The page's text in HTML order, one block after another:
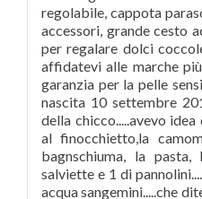
regolabile, cappota
accessori, grande cesto
per regalare dolci
affidatevi alle marche
garanzia per la pelle
nascita 10 settembre
della chicco.....avevo
al finocchietto,la
bagnschiuma, la pasta,
salviette e 1 di
acqua sangemini.....che